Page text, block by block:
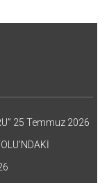
25 Temmuz 2026